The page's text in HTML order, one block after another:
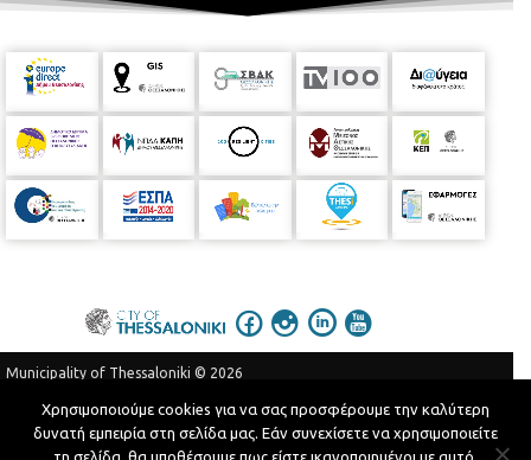
Municipality of Thessaloniki © 2026
Terms of Use
Privacy Policy
Telephone Catalog
Χρησιμοποιούμε cookies για να σας προσφέρουμε την καλύτερη
δυνατή εμπειρία στη σελίδα μας. Εάν συνεχίσετε να χρησιμοποιείτε
τη σελίδα, θα υποθέσουμε πως είστε ικανοποιημένοι με αυτό.